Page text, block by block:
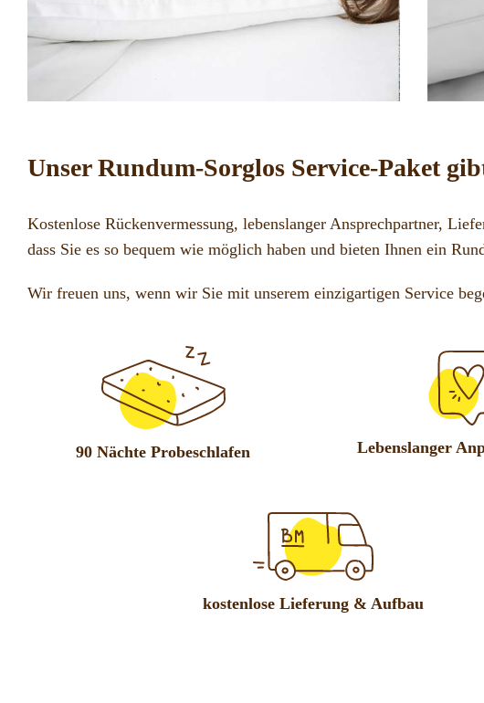
Unser Rundum-Sorglos Service-Paket
Kostenlose Rückenvermessung, lebenslanger Ansprechpartner,
dass Sie es so bequem wie möglich haben und bieten Ihnen ein
Wir freuen uns, wenn wir Sie mit unserem einzigartigen Service
90 Nächte Probeschlafen Lebenslanger
kostenlose Lieferung & Aufbau